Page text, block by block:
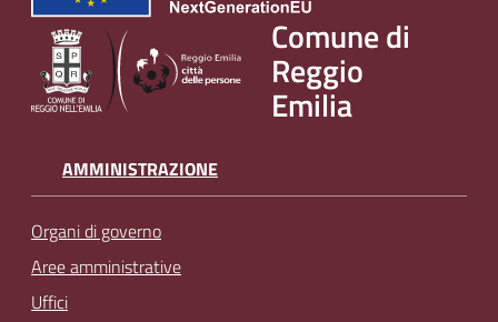
Comune di
Reggio
Emilia
AMMINISTRAZIONE
Organi di governo
Aree amministrative
Uffici